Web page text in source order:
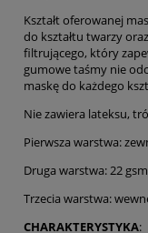
Kształt oferowanej
do kształtu twarzy
filtrującego, który
gumowe taśmy nie
maskę do każdego
Nie zawiera lateksu,
Pierwsza warstwa:
Druga warstwa: 22
Trzecia warstwa:
CHARAKTERYSTYKA: